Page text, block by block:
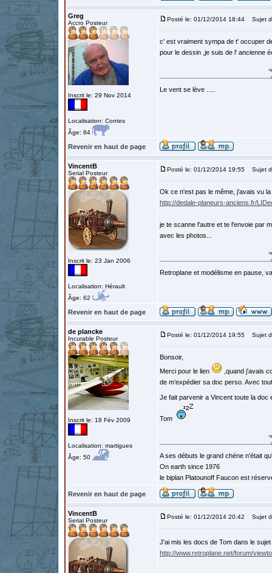
Greg
Accro Posteur
Inscrit le: 29 Nov 2014
Localisation: Contes
Âge: 84
Posté le: 01/12/2014 18:44 Sujet
c' est vraiment sympa de t' occuper
pour le dessin ,je suis de l' ancienne
Le vent se lève .....
Revenir en haut de page
VincentB
Serial Posteur
Inscrit le: 23 Jan 2006
Localisation: Hérault
Âge: 62
Posté le: 01/12/2014 19:55 Sujet
Ok ce n'est pas le même, j'avais vu
http://dedale-planeurs-anciens.fr/
je te scanne l'autre et te l'envoie par
avec les photos...
Retroplane et modélisme en pause,
Revenir en haut de page
de plancke
Incurable Posteur
Inscrit le: 18 Fév 2009
Localisation: martigues
Âge: 50
Posté le: 01/12/2014 19:55 Sujet
Bonsoir,
Merci pour le lien
,quand j'avais
de m’expédier sa doc perso. Avec
Je fait parvenir a Vincent toute la doc
Tom
A ses débuts le grand chéne n'était
On earth since 1976
le biplan Platounoff Faucon est
Revenir en haut de page
VincentB
Serial Posteur
Posté le: 01/12/2014 20:42 Sujet
J'ai mis les docs de Tom dans le
http://www.retroplane.net/forum/